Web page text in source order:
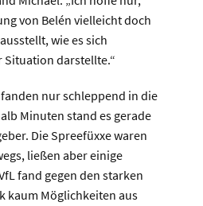
von Belén vielleicht doch
wie es sich
darstellte.“
nur schleppend in die
Minuten stand es gerade
Die Spreefüxxe waren
ließen aber einige
fand gegen den starken
kaum Möglichkeiten aus